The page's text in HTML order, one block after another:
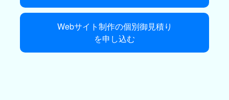
Webサイト制作の個別御見積り
を申し込む